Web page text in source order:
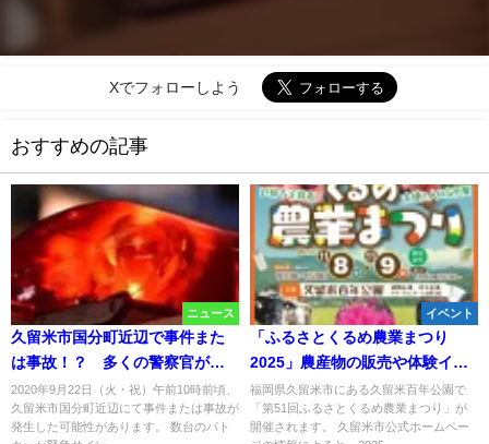
Xでフォローしよう
おすすめの記事
ニュース
久留米市国分町近辺で事件また
は事故！？ 多くの警察官が集
まり捜査か【9月22日(火)】
2020年9月22日（火・祝）午前10時前頃、
久留米市国分町近辺にて事件または事故が
発生した可能性があります。 数台のパト
イベント
「ふるさとくるめ農業まつり
2025」農産物の販売や体験イベ
ントなど内容盛りだくさんで開
催！
福岡県久留米市にある久留米百年公園で
「第51回ふるさとくるめ農業まつり」が
開催されます。 久留米市公式ホームペー